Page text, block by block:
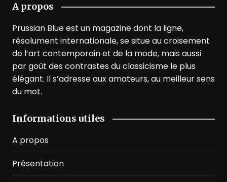
A propos
Prussian Blue est un magazine dont la ligne,
résolument internationale, se situe au croisement
de l’art contemporain et de la mode, mais aussi
par goût des contrastes du classicisme le plus
élégant. Il s’adresse aux amateurs, au meilleur sens
du mot.
Informations utiles
A propos
Présentation